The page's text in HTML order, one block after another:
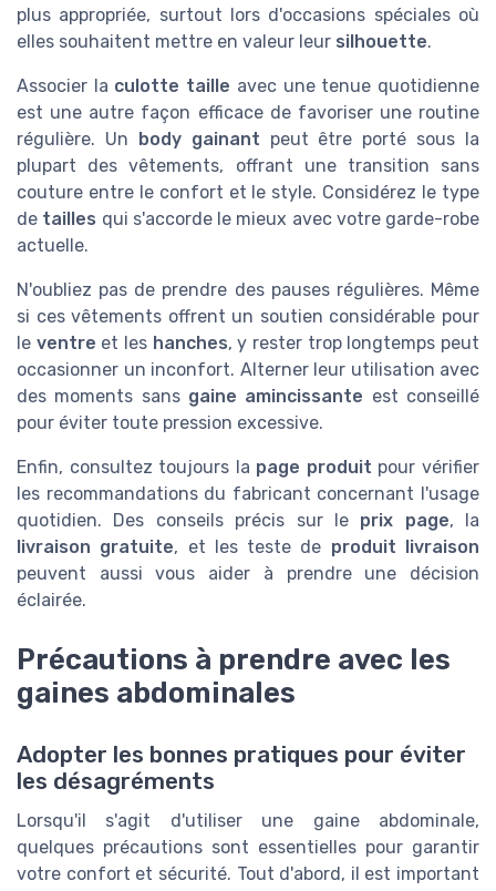
plus appropriée, surtout lors d'occasions spéciales où
elles souhaitent mettre en valeur leur silhouette.
Associer la culotte taille avec une tenue quotidienne
est une autre façon efficace de favoriser une routine
régulière. Un body gainant peut être porté sous la
plupart des vêtements, offrant une transition sans
couture entre le confort et le style. Considérez le type
de tailles qui s'accorde le mieux avec votre garde-robe
actuelle.
N'oubliez pas de prendre des pauses régulières. Même
si ces vêtements offrent un soutien considérable pour
le ventre et les hanches, y rester trop longtemps peut
occasionner un inconfort. Alterner leur utilisation avec
des moments sans gaine amincissante est conseillé
pour éviter toute pression excessive.
Enfin, consultez toujours la page produit pour vérifier
les recommandations du fabricant concernant l'usage
quotidien. Des conseils précis sur le prix page, la
livraison gratuite, et les teste de produit livraison
peuvent aussi vous aider à prendre une décision
éclairée.
Précautions à prendre avec les
gaines abdominales
Adopter les bonnes pratiques pour éviter
les désagréments
Lorsqu'il s'agit d'utiliser une gaine abdominale,
quelques précautions sont essentielles pour garantir
votre confort et sécurité. Tout d'abord, il est important